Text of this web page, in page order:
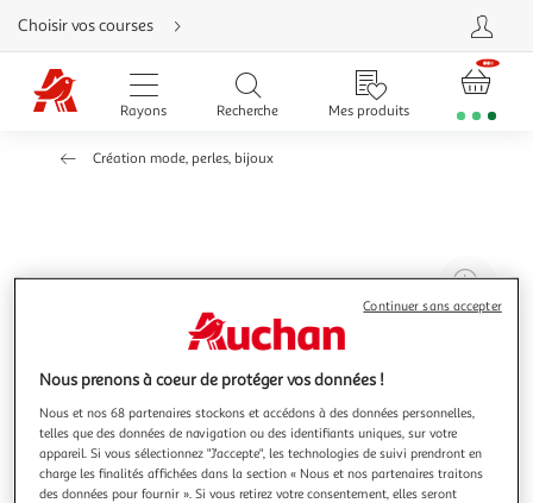
Aller
directement
au
contenu
Aller
directement
Aller
la
Choisir vos courses
Rayons Recherche Mes produits
Création mode, perles, bijoux
Nous prenons à coeur de protéger vos données !
Nous et nos 68 partenaires stockons et accédons à des données personnelles,
telles que des données de navigation ou des identifiants uniques, sur votre
appareil. Si vous sélectionnez "J'accepte", les technologies de suivi prendront en
charge les finalités affichées dans la section « Nous et nos partenaires traitons
des données pour fournir ». Si vous retirez votre consentement, elles seront
Continuer sans accepter